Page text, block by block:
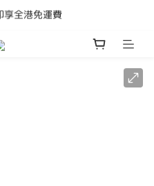
享全港免運費
享全港免運費
限時優惠